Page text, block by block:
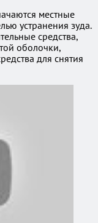
местные
устранения зуда.
средства,
оболочки,
для снятия